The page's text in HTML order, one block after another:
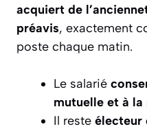
acquiert de
préavis, exactement
poste chaque matin.
Le salarié
mutuelle et à
Il reste électeur